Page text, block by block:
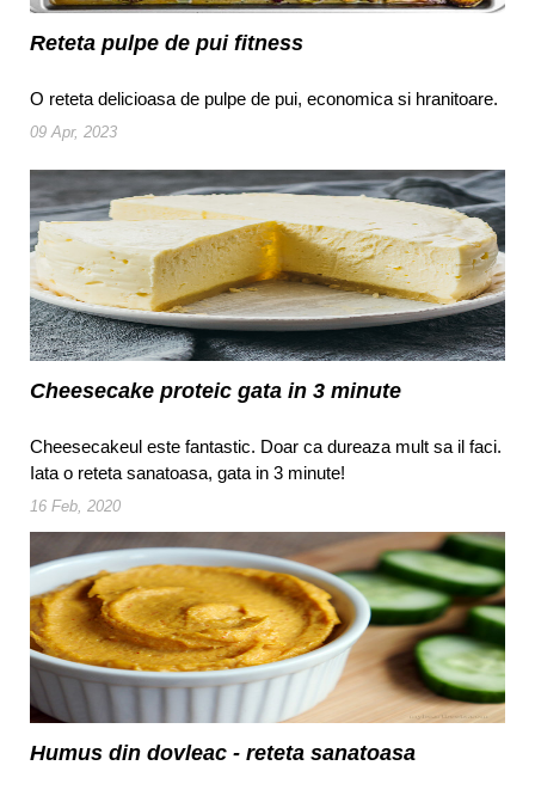
Reteta pulpe de pui fitness
O reteta delicioasa de pulpe de pui, economica si hranitoare.
09 Apr, 2023
Cheesecake proteic gata in 3 minute
Cheesecakeul este fantastic. Doar ca dureaza mult sa il faci.
Iata o reteta sanatoasa, gata in 3 minute!
16 Feb, 2020
Humus din dovleac - reteta sanatoasa